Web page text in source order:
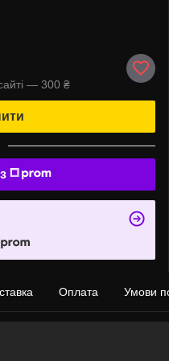
— 300 ₴
Оплата Умови